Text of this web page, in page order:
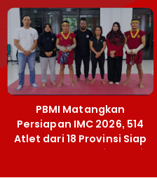
Terobosan Bangun
Grassroots
PBMI Matangkan
Persiapan IMC 2026, 514
Atlet dari 18 Provinsi Siap
Berlaga Besok di Bekasi